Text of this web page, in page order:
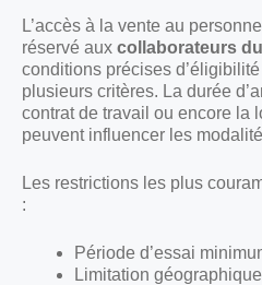
L’accès à la vente au
réservé aux collaborateurs
conditions précises
plusieurs critères. La durée
contrat de travail ou encore la
peuvent influencer les
Les restrictions les plus
:
Période d’essai
Limitation